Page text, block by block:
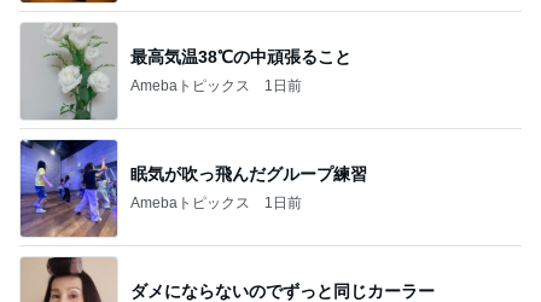
最高気温38℃の中頑張ること
Amebaトピックス 1日前
眠気が吹っ飛んだグループ練習
Amebaトピックス 1日前
ダメにならないのでずっと同じカーラー